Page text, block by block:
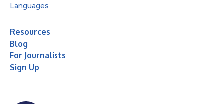
Languages
Resources
Blog
For Journalists
Sign Up